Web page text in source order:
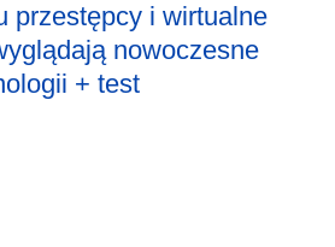
przestępcy i wirtualne
nowoczesne
+ test